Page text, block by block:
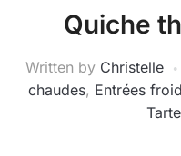
Quiche
Written by Christelle
chaudes, Entrées